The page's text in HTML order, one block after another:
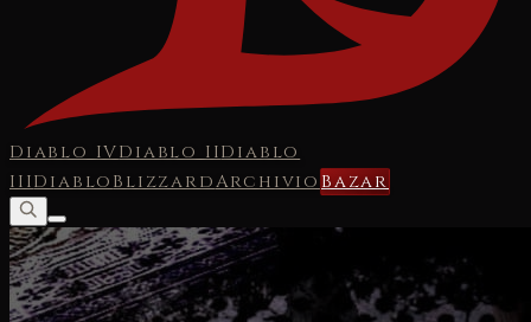
Diablo IVDiablo IIDiablo
IIIDiabloBlizzardArchivioBazar